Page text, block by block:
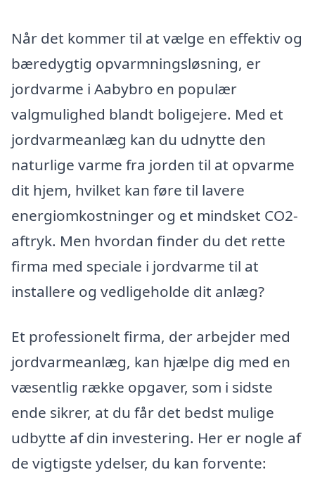
Når det kommer til at vælge en effektiv og
bæredygtig opvarmningsløsning, er
jordvarme i Aabybro en populær
valgmulighed blandt boligejere. Med et
jordvarmeanlæg kan du udnytte den
naturlige varme fra jorden til at opvarme
dit hjem, hvilket kan føre til lavere
energiomkostninger og et mindsket CO2-
aftryk. Men hvordan finder du det rette
firma med speciale i jordvarme til at
installere og vedligeholde dit anlæg?
Et professionelt firma, der arbejder med
jordvarmeanlæg, kan hjælpe dig med en
væsentlig række opgaver, som i sidste
ende sikrer, at du får det bedst mulige
udbytte af din investering. Her er nogle af
de vigtigste ydelser, du kan forvente: